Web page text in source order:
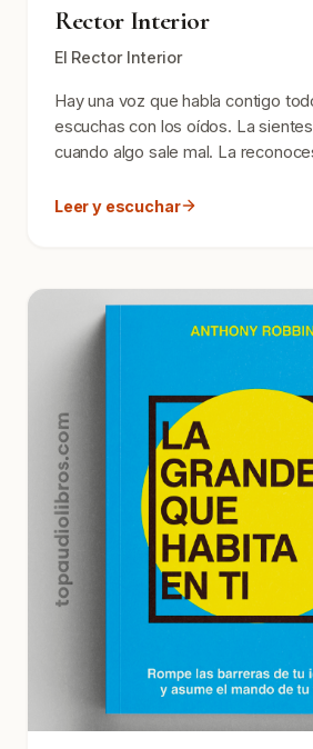
Rector Interior
El Rector Interior
Hay una voz que habla contigo
escuchas con los oídos. La
cuando algo sale mal. La
Leer y escuchar